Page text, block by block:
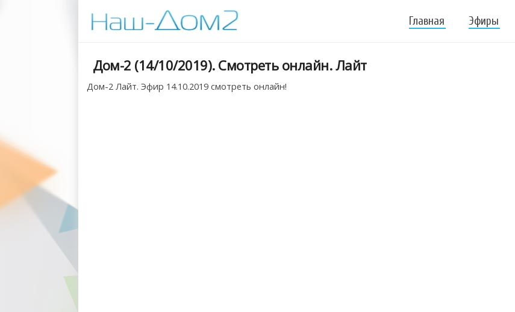
Главная Эфиры
Дом-2 (14/10/2019). Смотреть онлайн. Лайт
Дом-2 Лайт. Эфир 14.10.2019 смотреть онлайн!